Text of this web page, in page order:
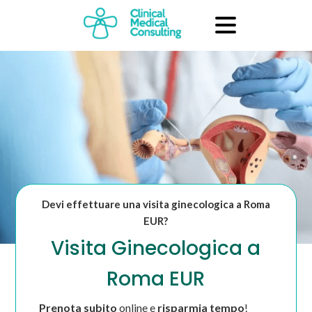
Devi effettuare una visita ginecologica a Roma
EUR?
Visita Ginecologica a
Roma EUR
Prenota subito online e risparmia tempo!